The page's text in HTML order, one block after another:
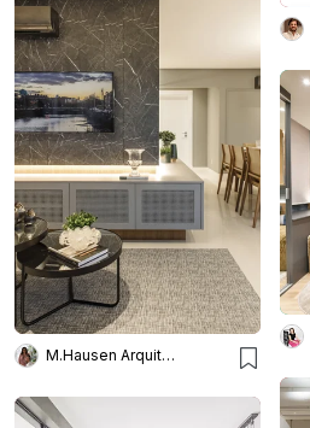
M.Hausen Arquitetura